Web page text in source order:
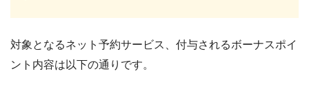
対象となるネット予約サービス、付与されるボーナスポイ
ント内容は以下の通りです。